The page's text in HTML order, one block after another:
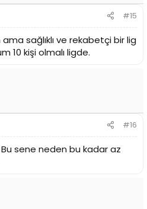
#15
sağlıklı ve rekabetçi bir lig
10 kişi olmalı ligde.
#16
sene neden bu kadar az